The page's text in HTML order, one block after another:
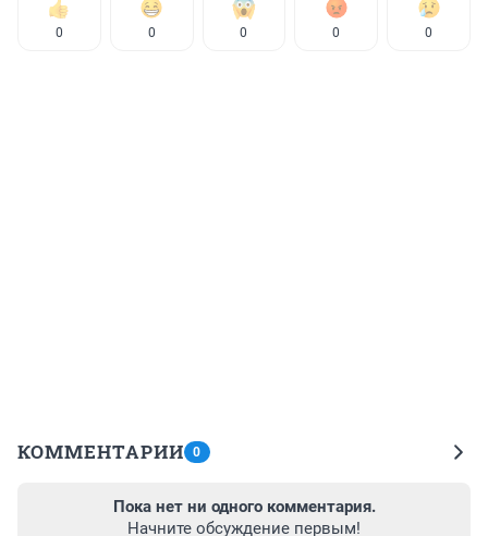
0 0 0 0 0
КОММЕНТАРИИ 0
Пока нет ни одного комментария.
Начните обсуждение первым!